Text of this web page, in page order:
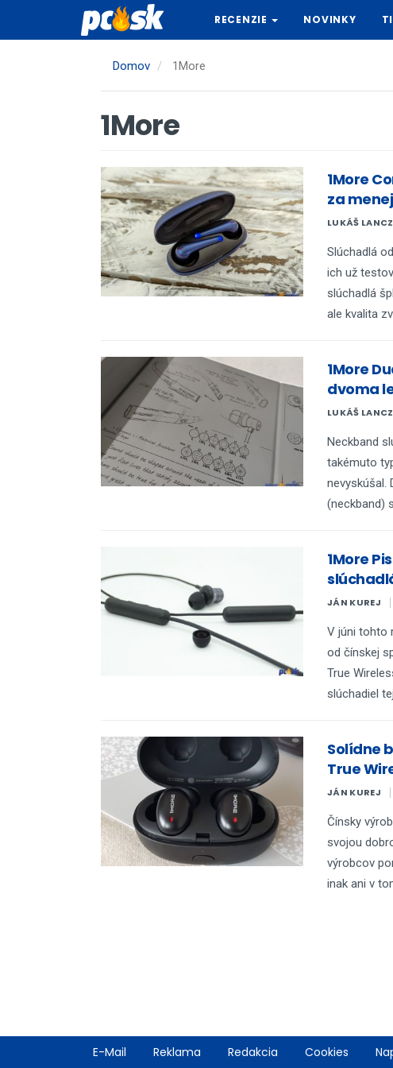
hlavný
RECENZIE NOVINKY
Domov 1More
1More
1More
za
LUKÁŠ LANCZ
Slúchadlá
ich už
slúchadlá
ale kvalita
1More
dvoma
LUKÁŠ LANCZ
Neckband
takémuto
nevyskúšal.
(neckband)
1More
JÁN KUREJ
V júni tohto
od čínskej
True
slúchadiel
Solídne
True
JÁN KUREJ
Čínsky
svojou
výrobcov
inak ani v
Footer
E-Mail Reklama Redakcia Cookies